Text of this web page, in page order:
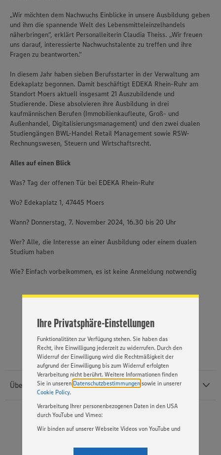
Ihre Privatsphäre-Einstellungen
Wir setzen Cookies und andere Technologien ein, um Ihnen
ermöglichen. Wir verwenden Ihre Daten, um unsere
Website zu personalisieren und Ihnen möglichst relevante
Cookies und anderer Technologien ist freiwillig und kann
„EINSTELLUNGEN ÄNDERN”. Bitte beachten Sie, dass auf
Basis Ihrer Einstellungen ggf. nicht mehr alle
Funktionalitäten zur Verfügung stehen. Sie haben das
Recht, ihre Einwilligung jederzeit zu widerrufen. Durch den
Widerruf der Einwilligung wird die Rechtmäßigkeit der
aufgrund der Einwilligung bis zum Widerruf erfolgten
Verarbeitung nicht berührt. Weitere Informationen finden
Sie in unseren Datenschutzbestimmungen sowie in unserer
Cookie Policy.
Verarbeitung Ihrer personenbezogenen Daten in den USA
durch YouTube und Vimeo:
Wir binden auf unserer Webseite Videos von YouTube und
Einstellungen bezüglich YouTube und Vimeo zu ändern,
„Wir möchten dem Nachwuchs Einblicke in unsere Ausbildung geben
und ihm die spannende Welt des Lebensmitteleinzelhandels
näherbringen“, erklärt Personalleiterin Claudia Theiss. „Wir freuen
uns darauf, interessierte Nachwuchstalente zu treffen und ihre
Fragen zu beantworten.“
In diesem Jahr haben sieben Berufsstarter in der Verwaltung am
Edekaplatz begonnen. Damit beschäftigt EDEKA Rhein-Ruhr am
Standort Moers aktuell insgesamt 21 Auszubildende und
Studierende. Diese absolvieren ihre Ausbildung in drei
kaufmännischen Berufen (Immobilienkaufleute, Groß- und
Außenhandel, Digitalisierungsmanagement) und den zwei dualen
Studiengängen BWL-Handel Retail Management sowie RSW-
Rechnungswesen, Steuern und Wirtschaftsrecht.
Alles auf einen Blick
Was? Tag der offenen Tür bei EDEKA Rhein-Ruhr
Wo? Edekaplatz 1, 47445 Moers
Wann? Donnerstag, 7. November 2024, 16.30 bis 20 Uhr
Wer? Alle, die Interesse an einer Ausbildung oder einem dualen
Studium haben
Wie? Einfach vorbeikommen, es ist keine Anmeldung notwendig
Über EDEKA Rhein-Ruhr
EDEKA Rhein-Ruhr betreibt im Verbund mit selbstständigen
Niedersachsen und Rheinland-Pfalz rund 680 Vollsortiment-